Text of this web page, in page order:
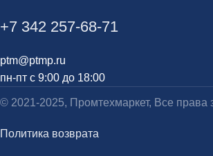
+7 342 257-68-71
ptm@ptmp.ru
пн-пт с 9:00 до 18:00
© 2021-2025, Промтехмаркет, Все
Политика возврата